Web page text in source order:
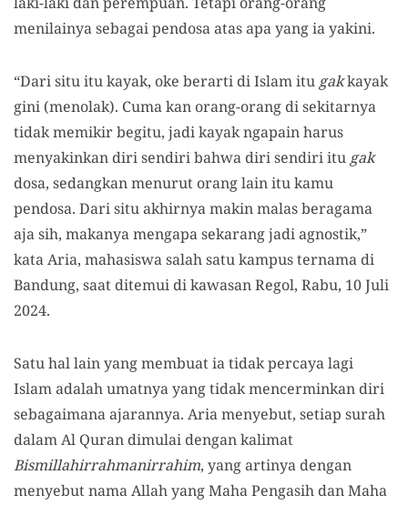
menilainya sebagai pendosa atas apa yang ia yakini.
“Dari situ itu kayak, oke berarti di Islam itu gakkayak
gini (menolak). Cuma kan orang-orang di sekitarnya
tidak memikir begitu, jadi kayak ngapain harus
menyakinkan diri sendiri bahwa diri sendiri itu gak
dosa, sedangkan menurut orang lain itu kamu
pendosa. Dari situ akhirnya makin malas beragama
aja sih, makanya mengapa sekarang jadi agnostik,”
kata Aria, mahasiswa salah satu kampus ternama di
Bandung, saat ditemui di kawasan Regol, Rabu, 10 Juli
2024.
Satu hal lain yang membuat ia tidak percaya lagi
Islam adalah umatnya yang tidak mencerminkan diri
sebagaimana ajarannya. Aria menyebut, setiap surah
dalam Al Quran dimulai dengan kalimat
Bismillahirrahmanirrahim, yang artinya dengan
menyebut nama Allah yang Maha Pengasih dan Maha